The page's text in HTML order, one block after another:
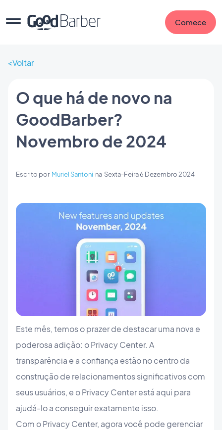
Comece
Voltar
O que há de novo na
GoodBarber?
Novembro de 2024
Escrito por Muriel Santoni na Sexta-Feira 6 Dezembro 2024
Este mês, temos o prazer de destacar uma nova e
poderosa adição: o Privacy Center. A
transparência e a confiança estão no centro da
construção de relacionamentos significativos com
seus usuários, e o Privacy Center está aqui para
ajudá-lo a conseguir exatamente isso.
Com o Privacy Center, agora você pode gerenciar